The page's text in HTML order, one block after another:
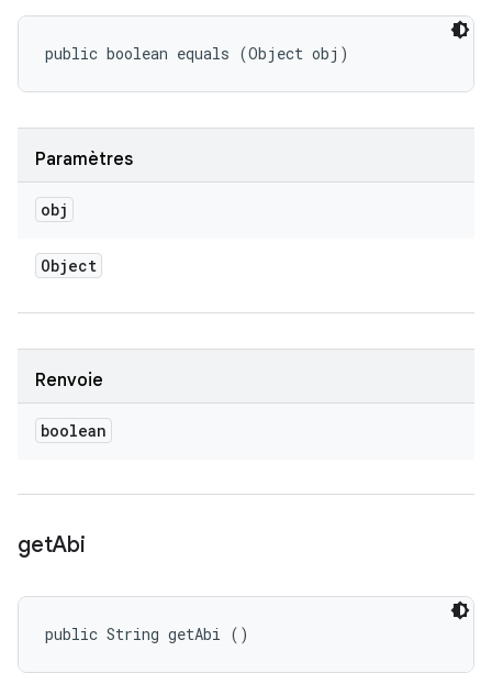
public boolean equals (Object obj)
Paramètres
obj
Object
Renvoie
boolean
getAbi
public String getAbi ()